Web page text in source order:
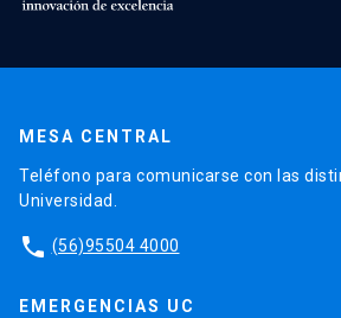
MESA CENTRAL
Teléfono para comunicarse con las
Universidad.
phone (56)95504 4000
EMERGENCIAS UC